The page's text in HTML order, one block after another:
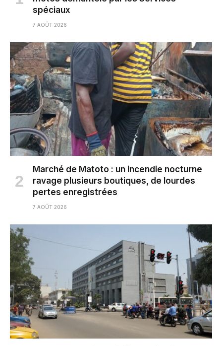
spéciaux
7 AOÛT 2026
Marché de Matoto : un incendie nocturne
ravage plusieurs boutiques, de lourdes
pertes enregistrées
7 AOÛT 2026